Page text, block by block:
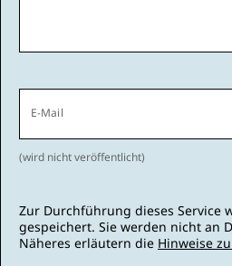
E-Mail
(wird nicht veröffentlicht)
Zur Durchführung dieses Service
gespeichert. Sie werden nicht an
Näheres erläutern die Hinweise